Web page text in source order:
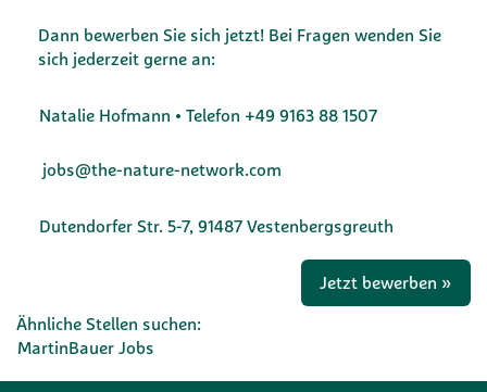
Dann bewerben Sie sich jetzt! Bei Fragen wenden Sie
sich jederzeit gerne an:
Natalie Hofmann • Telefon +49 9163 88 1507
jobs@the-nature-network.com
Dutendorfer Str. 5-7, 91487 Vestenbergsgreuth
Jetzt bewerben »
Ähnliche Stellen suchen:
MartinBauer Jobs